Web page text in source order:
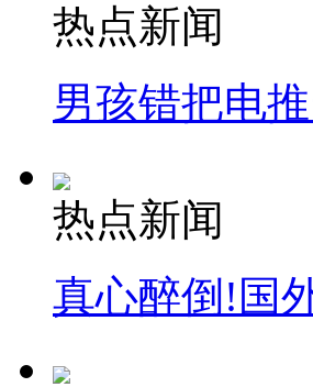
热点新闻
男孩错把电
热点新闻
真心醉倒!国